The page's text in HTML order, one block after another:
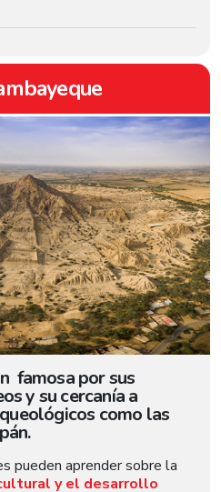
famosa por sus
y su cercanía a
como las
pueden aprender sobre la
y el desarrollo